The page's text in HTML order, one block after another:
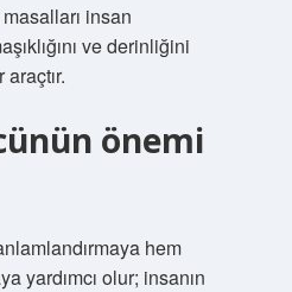
insan
ve derinliğini
önemi
hem
yardımcı olur; insanın